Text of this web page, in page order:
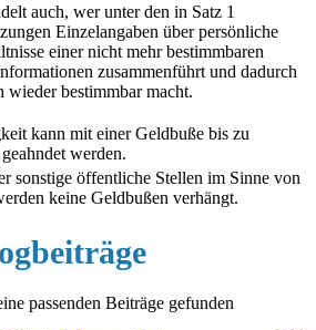
auch, wer unter den in Satz 1
Einzelangaben über persönliche
einer nicht mehr bestimmbaren
zusammenführt und dadurch
wieder bestimmbar macht.
kann mit einer Geldbuße bis zu
werden.
sonstige öffentliche Stellen im Sinne von
keine Geldbußen verhängt.
passenden Beiträge gefunden